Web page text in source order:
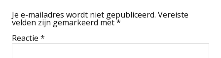
Je e-mailadres wordt niet gepubliceerd. Vereiste
velden zijn gemarkeerd met*
Reactie *